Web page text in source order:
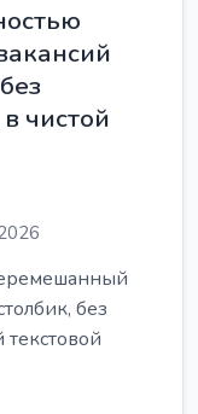
чистой
без
текстовой